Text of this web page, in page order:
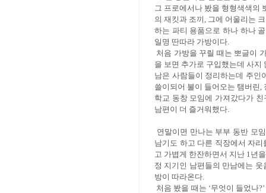
그 프로에서나 봤을 형형색색의
의 재킷과 조끼 , 그에 어울리는
하는 파티 용품으로 하나 하나
일명 딴따라 가방이다.
처음 가방을 꾸릴 때는 뽀글이
을 보면 추가로 구입했는데 사지
남은 사람들이 정리하는데 주인
쓸이되어 불이 들어오는 탬버린 ,
학교 동창 모임에 가져갔다가
남편이 더 즐거워했다.
연말이면 만나는 부부 동반 모
남기도 하고 다른 직장에서 자
고 가볍게 한잔하면서 지난 1년
정 지기인 남편들의 만남에는
방이 따라온다.
처음 봤을 때는 ‘무엇이 들었나